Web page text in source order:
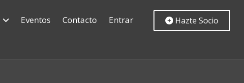
Eventos Contacto Entrar Hazte Socio